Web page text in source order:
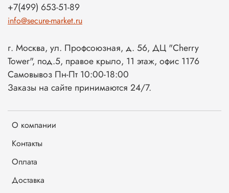
О компании
Контакты
Оплата
Доставка
+7(499) 653-51-89
info@secure-market.ru
г. Москва, ул. Профсоюзная, д. 56, ДЦ "Cherry
Tower", под.5, правое крыло, 11 этаж, офис 1176
Самовывоз Пн-Пт 10:00-18:00
Заказы на сайте принимаются 24/7.